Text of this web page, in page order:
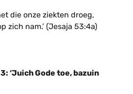
die onze ziekten droeg,
zich nam.’ (Jesaja 53:4a)
‘Juich Gode toe, bazuin